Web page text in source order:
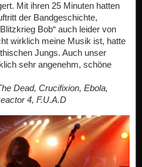
Mit ihren 25 Minuten hatten
der Bandgeschichte,
Bob“ auch leider von
wirklich meine Musik ist, hatte
Jungs. Auch unser
sehr angenehm, schöne
Dead, Crucifixion, Ebola,
4, F.U.A.D